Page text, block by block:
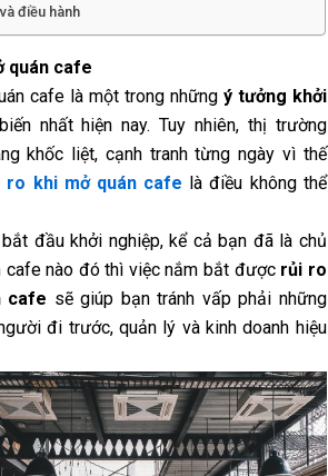
điều hành
quán cafe
cafe là một trong những ý tưởng khởi
nhất hiện nay. Tuy nhiên, thị trường
khốc liệt, cạnh tranh từng ngày vì thế
ro khi mở quán cafe là điều không thể
đầu khởi nghiệp, kể cả bạn đã là chủ
cafe nào đó thì việc nắm bắt được rủi ro
cafe sẽ giúp bạn tránh vấp phải những
đi trước, quản lý và kinh doanh hiệu